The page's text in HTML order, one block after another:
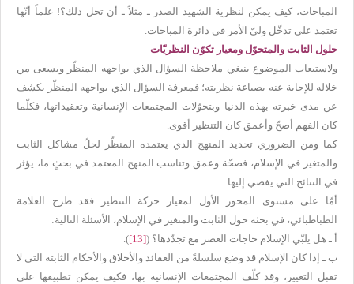
المباحات، كيف يمكن لنظرية الشهيد الصدر ـ مثلاً ـ أن تحل ذلك؟! علماً أنّها
تعتمد على تدخّل وليّ الأمر في دائرة المباحات.
حلول الثابت والمتحوّل ومعيار تكوّن النظريّات
ولاستيعاب الموضوع ينبغي ملاحظة السؤال الذي يواجهه المنظّر ويسعى من
خلاله للإجابة عنه بصياغة نظريته؛ فمعرفة السؤال الذي يواجهه المنظّر يكشف
عن مدى خبرته بهذه الدنيا وبتحوّلات المجتمعات الإنسانية وتعقيداتها، فكلّما
كان الفهم أصحّ وأعمق كان التنظير أقوى.
كما ومن الضروري تحديد المنهج الذي يعتمده المنظّر لحلّ مشاكل الثابت
والمتغير في الإسلام، فصحّة وعمق وتناسب المنهج المعتمد في بحثٍ ما، يؤثر
في النتائج التي يفضي إليها.
أمّا على مستوى المحور الأول لمعيار حركة التنظير فقد طرح العلامة
الطباطبائي، في بحثه حول الثابت والمتغير في الإسلام، الأسئلة التالية:
أ ـ هل يلبّي الإسلام حاجات العصر مع تجدّدها؟ ([13]
).
ب ـ إذا كان الإسلام قد وضع سلسلةً من العقائد والأخلاق والأحكام الثابتة التي لا
تقبل التغيير، وقد كلّف المجتمعات الإنسانية بها، فكيف يمكن تطبيقها على